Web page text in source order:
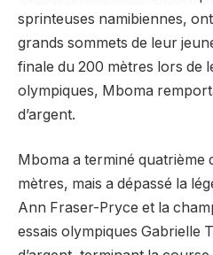
sprinteuses namibiennes,
grands sommets de leur
finale du 200 mètres lors de
olympiques, Mboma
d’argent.
Mboma a terminé quatrième
mètres, mais a dépassé la
Ann Fraser-Pryce et la
essais olympiques Gabrielle